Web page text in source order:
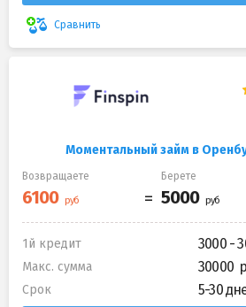
Сравнить
Моментальный займ в
Возвращаете Берете
1й кредит 3000 -
Макс. сумма 30000
Срок 5-30